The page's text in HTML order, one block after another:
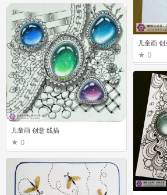
儿童画
0
儿童画 创意 线描
0